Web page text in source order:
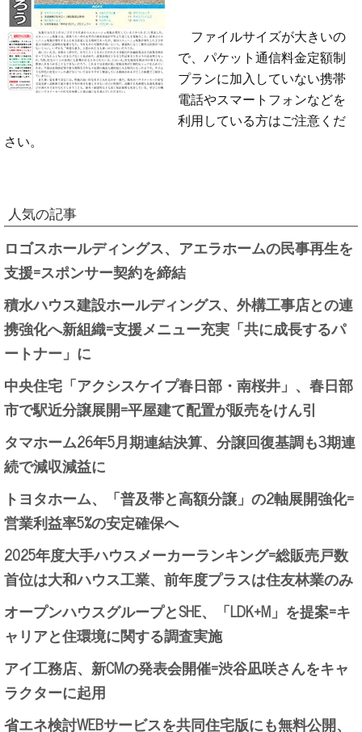
ファイルサイズが大きいの
で、パケット通信料金定額制
プランに加入していない携帯
電話やスマートフォンなどを
利用している方はご注意くだ
さい。
人気の記事
ロゴスホールディングス、アエラホームの民事再生を
支援=スポンサー契約を締結
積水ハウス建設ホールディングス、外構工事店との連
携強化へ新組織=支援メニュー充実「共に成長するパ
ートナー」に
中央住宅「アクシスケイプ春日部・南桜井」、春日部
市で駅近分譲展開=平屋建て配置が販売をけん引
タマホーム26年5月期連結決算、分譲回復基調も3期連
続で減収減益に
トヨタホーム、「普及帯と高額分譲」の2軸展開強化=
営業利益率5%の安定確保へ
2025年度大手ハウスメーカーランキング=総販売戸数
首位は大和ハウス工業、前年度プラスは住友林業のみ
オープンハウスグループとSHE、「LDK+M」を提案=キ
ャリアと住環境に関する調査実施
アイ工務店、新CMの発表会開催=渋谷凪咲さんをキャ
ラクターに起用
省エネ検討WEBサービスを共同住宅版にも無料公開、